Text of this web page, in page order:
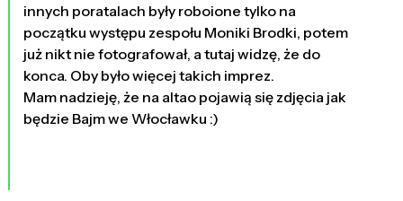
innych poratalach były roboione tylko na
początku występu zespołu Moniki Brodki, potem
już nikt nie fotografował, a tutaj widzę, że do
konca. Oby było więcej takich imprez.
Mam nadzieję, że na altao pojawią się zdjęcia jak
będzie Bajm we Włocławku :)